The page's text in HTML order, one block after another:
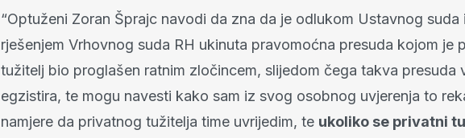
“Optuženi Zoran Šprajc navodi da zna da je odlukom Ustavnog suda i
rješenjem Vrhovnog suda RH ukinuta pravomoćna presuda kojom je
tužitelj bio proglašen ratnim zločincem, slijedom čega takva presuda
egzistira, te mogu navesti kako sam iz svog osobnog uvjerenja to
namjere da privatnog tužitelja time uvrijedim, te ukoliko se privatni